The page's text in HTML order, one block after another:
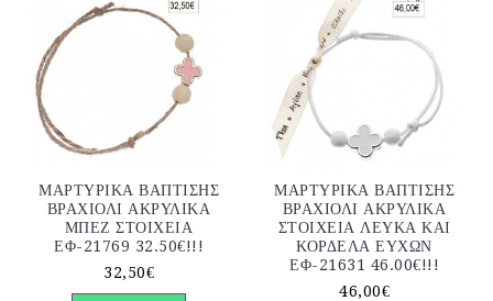
ΜΑΡΤΥΡΙΚΑ ΒΑΠΤΙΣΗΣ
ΒΡΑΧΙΟΛΙ ΑΚΡΥΛΙΚΑ
ΜΠΕΖ ΣΤΟΙΧΕΙΑ
ΕΦ-21769 32.50€!!!
32,50€
ΜΑΡΤΥΡΙΚΑ ΒΑΠΤΙΣΗΣ
ΒΡΑΧΙΟΛΙ ΑΚΡΥΛΙΚΑ
ΣΤΟΙΧΕΙΑ ΛΕΥΚΑ ΚΑΙ
ΚΟΡΔΕΛΑ ΕΥΧΩΝ
ΕΦ-21631 46.00€!!!
46,00€